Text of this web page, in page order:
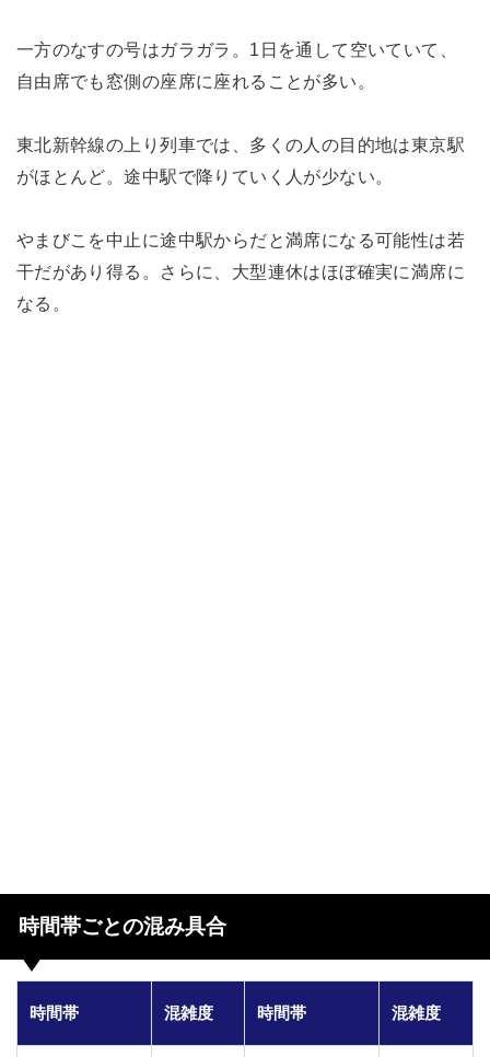
一方のなすの号はガラガラ。1日を通して空いていて、
自由席でも窓側の座席に座れることが多い。
東北新幹線の上り列車では、多くの人の目的地は東京駅
がほとんど。途中駅で降りていく人が少ない。
やまびこを中止に途中駅からだと満席になる可能性は若
干だがあり得る。さらに、大型連休はほぼ確実に満席に
なる。
時間帯ごとの混み具合
時間帯 混雑度 時間帯 混雑度